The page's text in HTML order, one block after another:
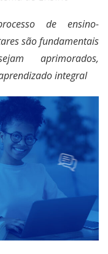
de ensino-
são fundamentais
aprimorados,
integral